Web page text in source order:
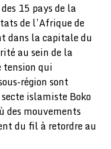
15 pays de la
de l’Afrique de
dans la capitale du
au sein de la
tension qui
région sont
islamiste Boko
des mouvements
du fil à retordre au